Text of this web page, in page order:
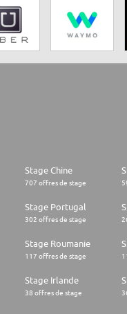
Stage Chine
707 offres de stage
Stage Portugal
302 offres de stage
Stage Roumanie
117 offres de stage
Stage Irlande
38 offres de stage